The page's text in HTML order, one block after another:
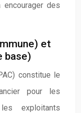
des
et
base)
constitue le
pour les
exploitants